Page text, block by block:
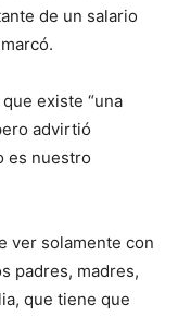
de un salario
existe “una
advirtió
es nuestro
ver solamente con
padres, madres,
que tiene que